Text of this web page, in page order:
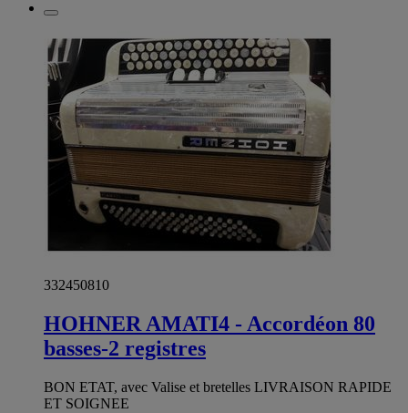
332450810
HOHNER AMATI4 - Accordéon 80
basses-2 registres
BON ETAT, avec Valise et bretelles LIVRAISON RAPIDE
ET SOIGNEE